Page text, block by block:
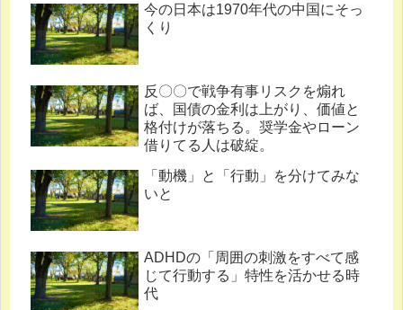
今の日本は1970年代の中国にそっ
くり
反〇〇で戦争有事リスクを煽れ
ば、国債の金利は上がり、価値と
格付けが落ちる。奨学金やローン
借りてる人は破綻。
「動機」と「行動」を分けてみな
いと
ADHDの「周囲の刺激をすべて感
じて行動する」特性を活かせる時
代